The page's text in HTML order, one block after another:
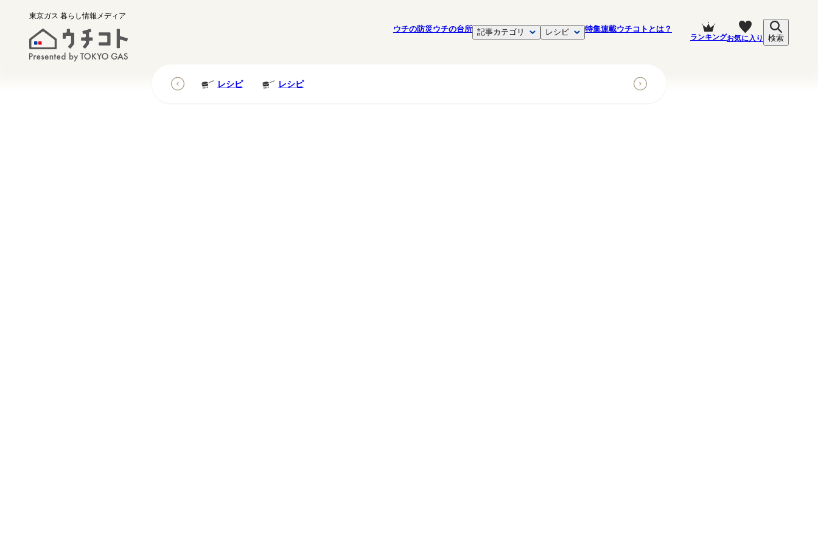
東京ガス 暮らし情報メディア
ウチの防災ウチの台所 記事カテゴリ レシピ 特集連載ウチコトとは？
ランキングお気に入り 検索
レシピ レシピ レシピ